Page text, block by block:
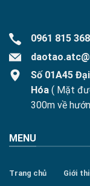
0961 815 368
Số 01A45
Hóa ( Mặt
300m về
MENU
Trang chủ Giới